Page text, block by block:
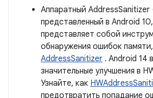
Аппаратный AddressSanitizer
представленный в Android 10,
представляет собой
обнаружения ошибок
AddressSanitizer . Android 14
значительные улучшения в
Узнайте, как
предотвратить попадание